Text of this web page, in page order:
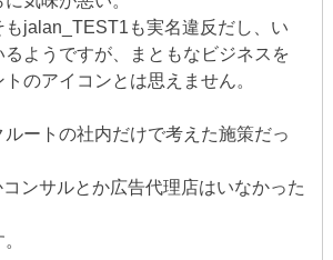
もjalan_TEST1も実名違反だし、い
るようですが、まともなビジネスを
のアイコンとは思えません。
ルートの社内だけで考えた施策だっ
ンサルとか広告代理店はいなかった